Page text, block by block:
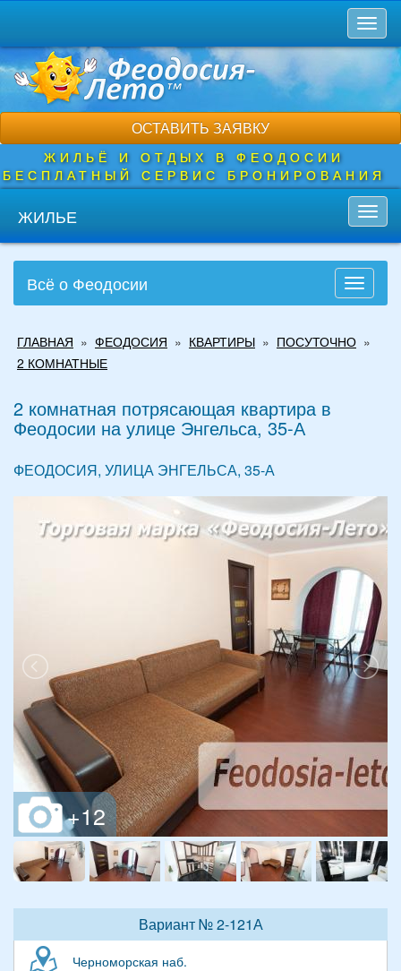
основному
содержанию
ОСТАВИТЬ ЗАЯВКУ
ЖИЛЬЁ И ОТДЫХ В ФЕОДОСИИ
БЕСПЛАТНЫЙ СЕРВИС БРОНИРОВАНИЯ
ЖИЛЬЕ
Toggle
Всё о Феодосии
здесь
ГЛАВНАЯ » ФЕОДОСИЯ » КВАРТИРЫ » ПОСУТОЧНО »
2 КОМНАТНЫЕ
2 комнатная потрясающая квартира в
Феодосии на улице Энгельса, 35-А
ФЕОДОСИЯ, УЛИЦА ЭНГЕЛЬСА, 35-А
Вариант № 2-121А
Черноморская наб.